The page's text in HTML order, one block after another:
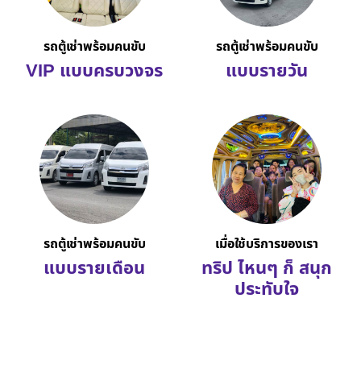
รถตู้เช่าพร้อมคนขับ
VIP แบบครบวงจร
รถตู้เช่าพร้อมคนขับ
แบบรายวัน
รถตู้เช่าพร้อมคนขับ
แบบรายเดือน
เมื่อใช้บริการของเรา
ทริป ไหนๆ ก็ สนุก
ประทับใจ